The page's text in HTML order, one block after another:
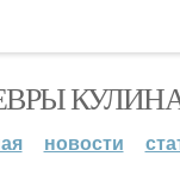
новости